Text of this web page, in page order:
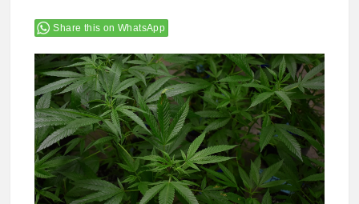
Share this on WhatsApp